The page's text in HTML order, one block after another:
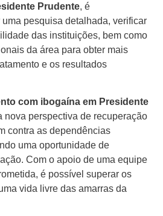
Prudente, é
pesquisa detalhada, verificar
das instituições, bem como
da área para obter mais
e os resultados
com ibogaína em Presidente
nova perspectiva de recuperação
contra as dependências
uma oportunidade de
Com o apoio de uma equipe
é possível superar os
vida livre das amarras da